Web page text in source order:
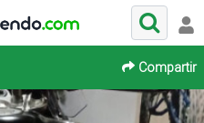
Compartir